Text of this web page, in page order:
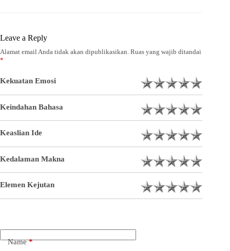
Leave a Reply
Alamat email Anda tidak akan dipublikasikan. Ruas yang wajib ditandai
*
Kekuatan Emosi
Keindahan Bahasa
Keaslian Ide
Kedalaman Makna
Elemen Kejutan
Name*